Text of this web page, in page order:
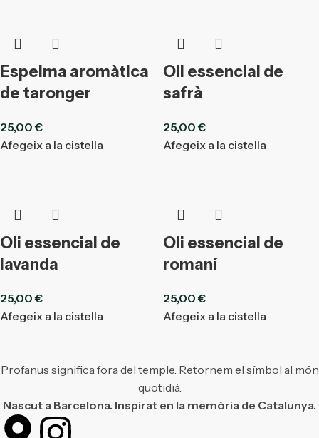
Espelma aromàtica
de taronger
25,00€
Afegeix a la cistella
Oli essencial de
safrà
25,00€
Afegeix a la cistella
Oli essencial de
lavanda
25,00€
Afegeix a la cistella
Oli essencial de
romaní
25,00€
Afegeix a la cistella
Profanus significa fora del temple. Retornem el símbol al món
quotidià.
Nascut a Barcelona. Inspirat en la memòria de Catalunya.